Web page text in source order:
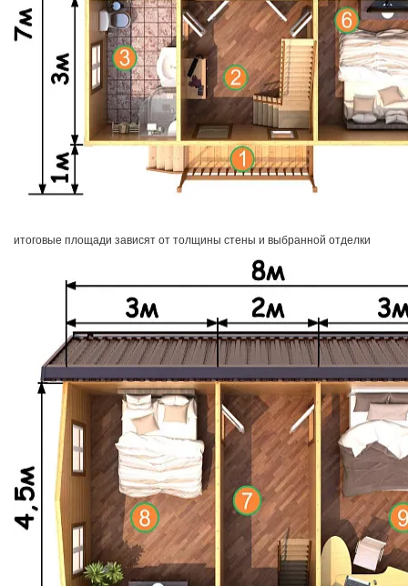
итоговые площади зависят от толщины стены и выбранной отделки